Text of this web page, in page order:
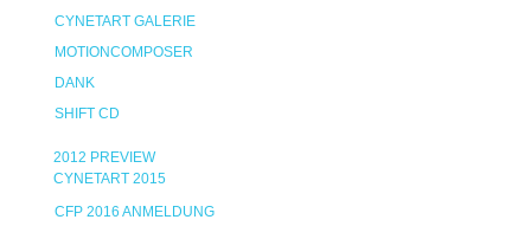
CYNETART GALERIE
MOTIONCOMPOSER
DANK
SHIFT CD
2012 PREVIEW
CYNETART 2015
CFP 2016 ANMELDUNG